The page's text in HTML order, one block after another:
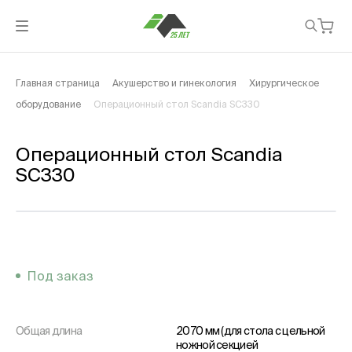
Главная страница Акушерство и гинекология Хирургическое
оборудование Операционный стол Scandia SC330
Операционный стол Scandia
SC330
Под заказ
Общая длина
2070 мм (для стола с цельной
ножной секцией